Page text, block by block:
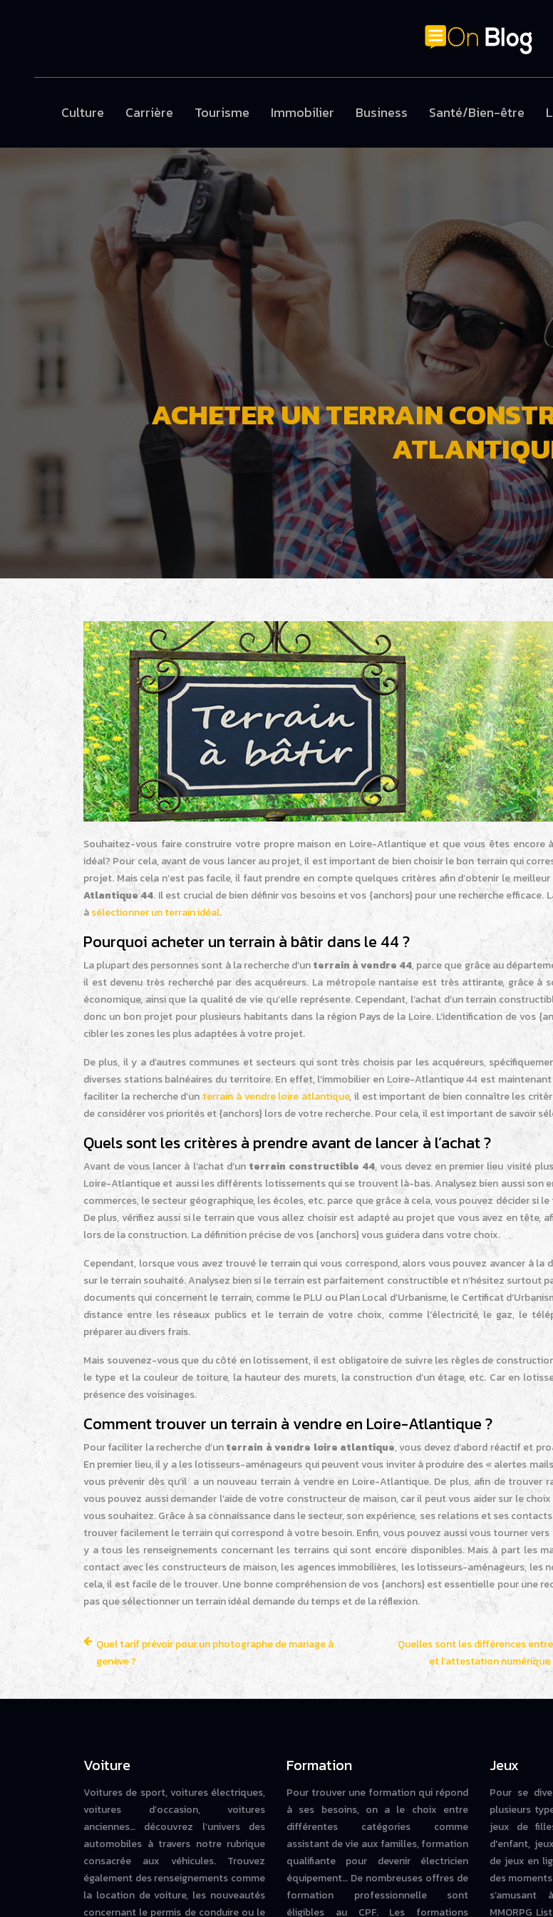
Culture Carrière Tourisme Immobilier Business Santé/Bien-être
ACHETER UN TERRAIN
Souhaitez-vous faire construire votre propre maison en Loire-Atlantique et que vous êtes encore
idéal? Pour cela, avant de vous lancer au projet, il est important de bien choisir le bon terrain qui
projet. Mais cela n’est pas facile, il faut prendre en compte quelques critères afin d’obtenir le meilleur
Atlantique 44. Il est crucial de bien définir vos besoins et vos {anchors} pour une recherche efficace.
àsélectionner un terrain idéal.
Pourquoi acheter un terrain à bâtir dans le 44 ?
La plupart des personnes sont à la recherche d’unterrain à vendre 44, parce que grâce au
il est devenu très recherché par des acquéreurs. La métropole nantaise est très attirante, grâce à
économique, ainsi que la qualité de vie qu’elle représente. Cependant, l’achat d’un terrain
donc un bon projet pour plusieurs habitants dans la région Pays de la Loire. L’identification de vos
cibler les zones les plus adaptées à votre projet.
De plus, il y a d’autres communes et secteurs qui sont très choisis par les acquéreurs,
diverses stations balnéaires du territoire. En effet, l’immobilier en Loire-Atlantique 44 est
faciliter la recherche d’unterrain à vendre loire atlantique, il est important de bien connaître les
de considérer vos priorités et {anchors} lors de votre recherche. Pour cela, il est important de savoir
Quels sont les critères à prendre avant de lancer à l’achat ?
Avant de vous lancer à l’achat d’un terrain constructible 44, vous devez en premier lieu visité
Loire-Atlantique et aussi les différents lotissements qui se trouvent là-bas. Analysez bien aussi son
commerces, le secteur géographique, les écoles, etc. parce que grâce à cela, vous pouvez décider si
De plus, vérifiez aussi si le terrain que vous allez choisir est adapté au projet que vous avez en tête,
lors de la construction. La définition précise de vos {anchors} vous guidera dans votre choix.
Cependant, lorsque vous avez trouvé le terrain qui vous correspond, alors vous pouvez avancer à la
sur le terrain souhaité. Analysez bien si le terrain est parfaitement constructible et n’hésitez surtout
documents qui concernent le terrain, comme le PLU ou Plan Local d’Urbanisme, le Certificat
distance entre les réseaux publics et le terrain de votre choix, comme l’électricité, le gaz, le
préparer au divers frais.
Mais souvenez-vous que du côté en lotissement, il est obligatoire de suivre les règles de
le type et la couleur de toiture, la hauteur des murets, la construction d’un étage, etc. Car en
présence des voisinages.
Comment trouver un terrain à vendre en Loire-Atlantique ?
Pour faciliter la recherche d’unterrain à vendre loire atlantique, vous devez d’abord réactif et
En premier lieu, il y a les lotisseurs-aménageurs qui peuvent vous inviter à produire des « alertes
vous prévenir dès qu’il a un nouveau terrain à vendre en Loire-Atlantique. De plus, afin de trouver
vous pouvez aussi demander l’aide de votre constructeur de maison, car il peut vous aider sur le choix
vous souhaitez. Grâce à sa connaissance dans le secteur, son expérience, ses relations et ses
trouver facilement le terrain qui correspond à votre besoin. Enfin, vous pouvez aussi vous tourner vers
y a tous les renseignements concernant les terrains qui sont encore disponibles. Mais à part les
contact avec les constructeurs de maison, les agences immobilières, les lotisseurs-aménageurs, les
cela, il est facile de le trouver. Une bonne compréhension de vos {anchors} est essentielle pour une
pas que sélectionner un terrain idéal demande du temps et de la réflexion.
Quel tarif prévoir pour un photographe de mariage à
genève ?
Quelles sont les différences
et l’attestation numérique
Voiture
Voitures de sport, voitures électriques,
voitures d’occasion, voitures
anciennes… découvrez l’univers des
automobiles à travers notre rubrique
consacrée aux véhicules. Trouvez
également des renseignements comme
la location de voiture, les nouveautés
concernant le permis de conduire ou le
Formation
Pour trouver une formation qui répond
à ses besoins, on a le choix entre
différentes catégories comme
assistant de vie aux familles, formation
qualifiante pour devenir électricien
équipement… De nombreuses offres de
formation professionnelle sont
éligibles au CPF. Les formations
Jeux
Pour se
plusieurs
jeux de
d'enfant,
de jeux en
des
s’amusant
MMORPG